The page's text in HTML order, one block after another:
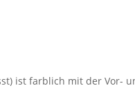
ist farblich mit der Vor-